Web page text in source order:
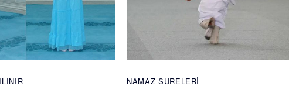
NAMAZ SURELERI